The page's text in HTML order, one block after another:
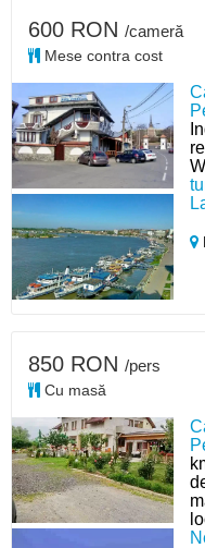
600 RON /cameră
Mese contra cost
850 RON /pers
Cu masă